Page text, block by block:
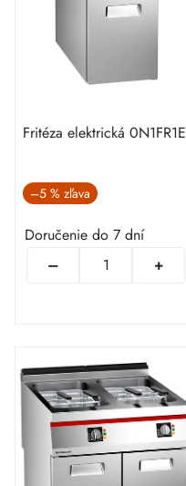
Fritéza elektrická 0N1FR1E
–5 %
Doručenie do 7 dní